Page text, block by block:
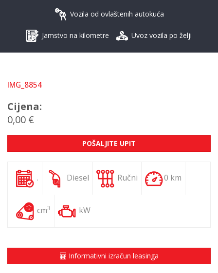
Vozila od ovlaštenih autokuća
Jamstvo na kilometre Uvoz vozila po želji
IMG_8854
Cijena:
0,00 €
POŠALJITE UPIT
. Diesel Ručni 0 km
cm3 kW
Informativni izračun leasinga